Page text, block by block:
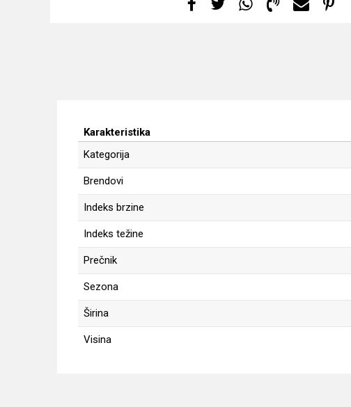
Karakteristika
Kategorija
Brendovi
Indeks brzine
Indeks težine
Prečnik
Sezona
Širina
Visina